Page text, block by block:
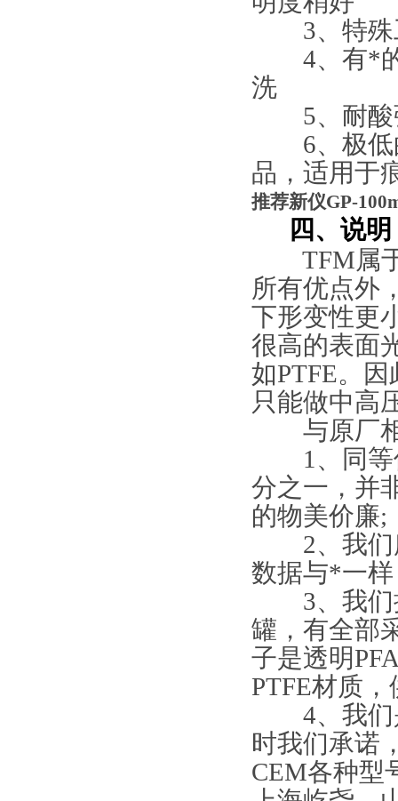
3、特殊
4、有*的
洗
5、耐酸
6、极低
品，适用于
推荐新仪GP-
四、说明
TFM属于
所有优点外
下形变性更
很高的表面
如PTFE。
只能做中高
与原厂相
1、同等优
分之一，并
的物美价廉;
2、我们所
数据与*一
3、我们提
罐，有全部
子是透明
PTFE材质
4、我们是
时我们承诺
CEM各种型